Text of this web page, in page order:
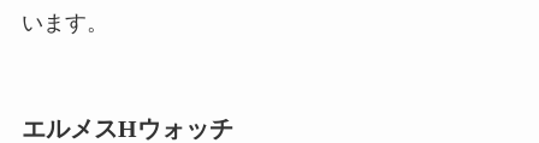
います。
エルメスHウォッチ